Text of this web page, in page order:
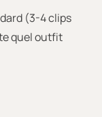
(3-4 clips
quel outfit